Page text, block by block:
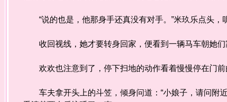
“说的也是，他那身手还真没有对手。”米玖乐点头，
收回视线，她才要转身回家，便看到一辆马车朝她们
欢欢也注意到了，停下扫地的动作看着慢慢停在门前
车夫拿开头上的斗笠，倾身问道：“小娘子，请问附